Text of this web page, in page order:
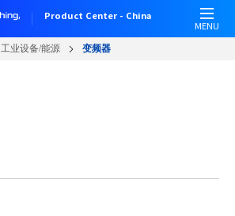
Product Center - China
MENU
工业设备/能源 变频器